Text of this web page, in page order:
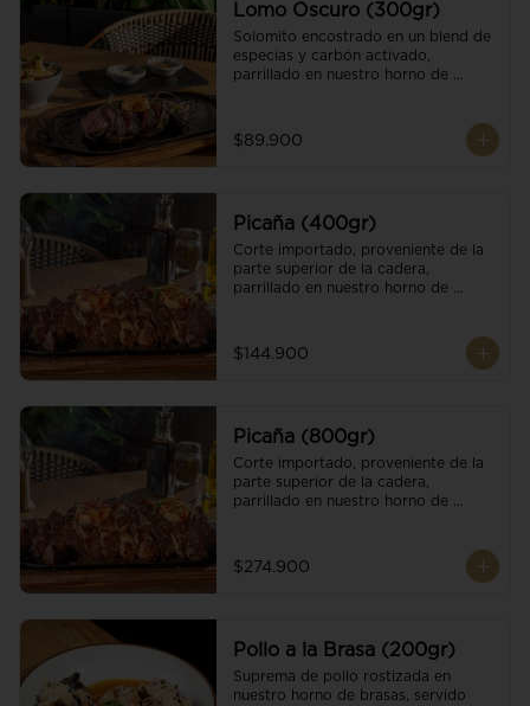
Lomo Oscuro (300gr)
Solomito encostrado en un blend de
especias y carbón activado,
parrillado en nuestro horno de
mantequilla de ajo y pimientos.
Acompañado de salsa criolla y una
$89.900
Picaña (400gr)
Corte importado, proveniente de la
parte superior de la cadera,
parrillado en nuestro horno de
Acompañado de salsa criolla de la
casa.
$144.900
Picaña (800gr)
Corte importado, proveniente de la
parte superior de la cadera,
parrillado en nuestro horno de
Acompañado de salsa criolla de la
casa.
$274.900
Pollo a la Brasa (200gr)
Suprema de pollo rostizada en
nuestro horno de brasas, servido